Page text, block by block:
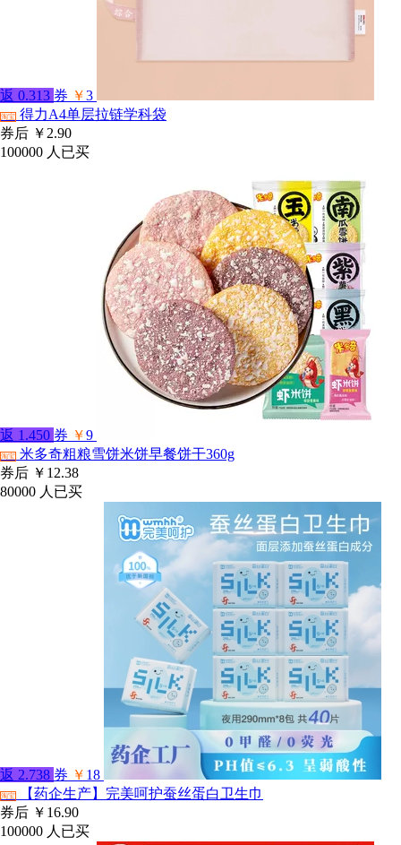
返 0.313 券 ￥3
淘宝 得力A4单层拉链学科袋
券后 ￥2.90
100000 人已买
返 1.450 券 ￥9
淘宝 米多奇粗粮雪饼米饼早餐饼干360g
券后 ￥12.38
80000 人已买
返 2.738 券 ￥ 18
淘宝
【药企生产】完美呵护蚕丝蛋白卫生巾
券后 ￥16.90
100000 人已买